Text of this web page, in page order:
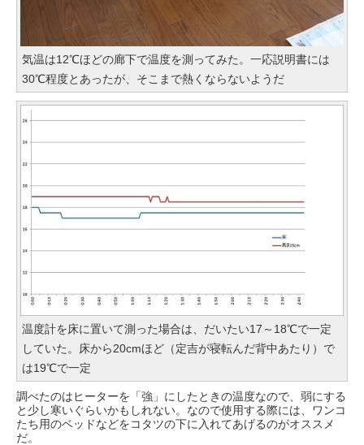
気温は12℃ほどの廊下で温度を測ってみた。一応説明書には
30℃程度とあったが、そこまで熱くならないようだ
温度計を床に置いて測った場合は、だいたい17～18℃で一定
していた。床から20cmほど（定吉が寝転んだ背中あたり）で
は19℃で一定
調べたのはヒーターを「強」にしたときの温度なので、弱にする
と少し寒いぐらいかもしれない。なので使用する際には、ワンコ
たち用のベッドなどをコタツの下に入れてあげるのがオススメ
だ。